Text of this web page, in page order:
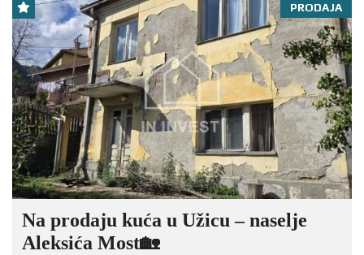
PRODAJA
Na prodaju kuća u Užicu – naselje
Aleksića Most🏡